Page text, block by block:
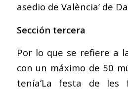
asedio de València’ de
Sección tercera
Por lo que se refiere a
con un máximo de 50
tenía‘La festa de les